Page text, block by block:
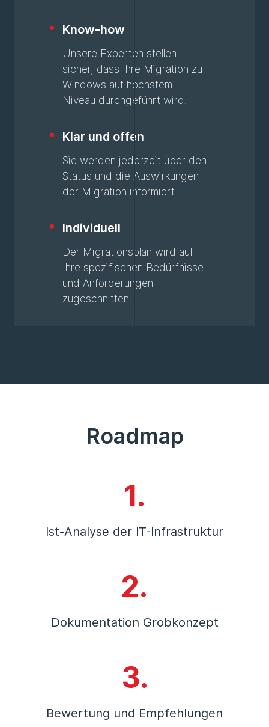
Know-how
Unsere Experten stellen
sicher, dass Ihre Migration zu
Windows auf höchstem
Niveau durchgeführt wird.
Klar und offen
Sie werden jederzeit über den
Status und die Auswirkungen
der Migration informiert.
Individuell
Der Migrationsplan wird auf
Ihre spezifischen Bedürfnisse
und Anforderungen
zugeschnitten.
Roadmap
1.
Ist-Analyse der IT-Infrastruktur
2.
Dokumentation Grobkonzept
3.
Bewertung und Empfehlungen